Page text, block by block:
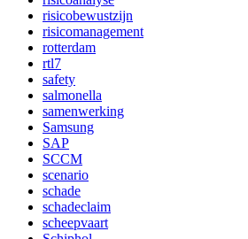
risicobewustzijn
risicomanagement
rotterdam
rtl7
safety
salmonella
samenwerking
Samsung
SAP
SCCM
scenario
schade
schadeclaim
scheepvaart